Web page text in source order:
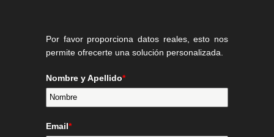
Por favor proporciona datos reales, esto nos
permite ofrecerte una solución personalizada.
Nombre y Apellido*
Email*